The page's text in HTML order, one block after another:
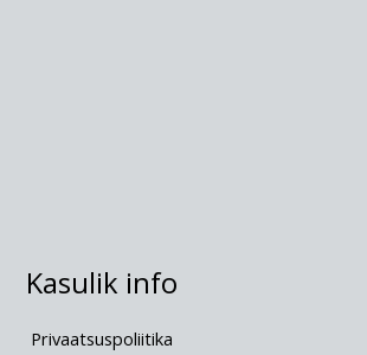
Kasulik info
Privaatsuspoliitika